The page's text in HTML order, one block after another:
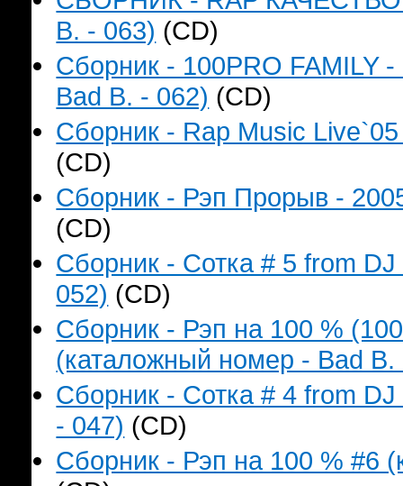
B. - 063) (CD)
Сборник - 100PRO FAMILY
Bad B. - 062) (CD)
Сборник - Rap Music
(CD)
Сборник - Рэп Прорыв -
(CD)
Сборник - Сотка # 5 from
052) (CD)
Сборник - Рэп на 100 %
(каталожный номер - Bad B.
Сборник - Сотка # 4 from
- 047) (CD)
Сборник - Рэп на 100 % #6